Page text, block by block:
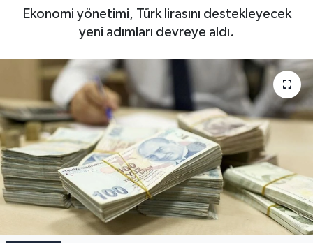
Ekonomi yönetimi, Türk lirasını destekleyecek
yeni adımları devreye aldı.
Son Dakika Haberleri
Haber Arşivi